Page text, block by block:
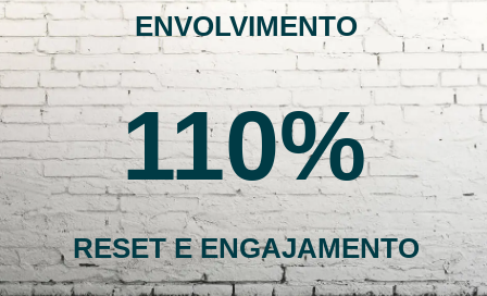
ENVOLVIMENTO
110
RESET E ENGAJAMENTO